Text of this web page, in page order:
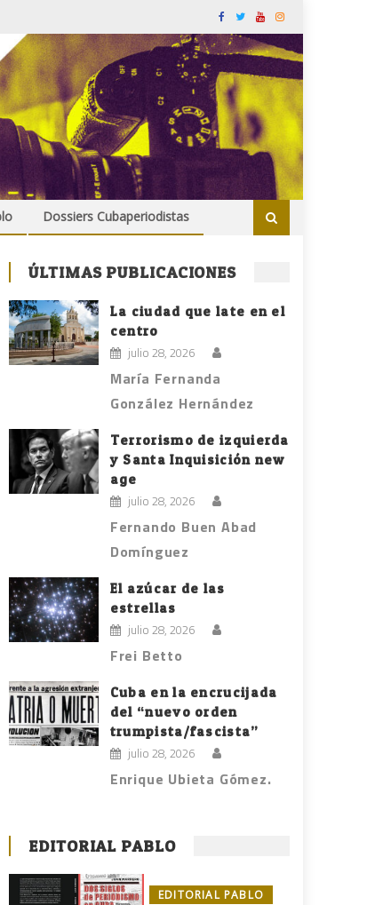
Dossiers Cubaperiodistas
ÚLTIMAS PUBLICACIONES
La ciudad que late en el
centro
julio 28, 2026
María Fernanda
González Hernández
Terrorismo de izquierda
y Santa Inquisición new
age
julio 28, 2026
Fernando Buen Abad
Domínguez
El azúcar de las
estrellas
julio 28, 2026
Frei Betto
Cuba en la encrucijada
del “nuevo orden
trumpista/fascista”
julio 28, 2026
Enrique Ubieta Gómez.
EDITORIAL PABLO
EDITORIAL PABLO